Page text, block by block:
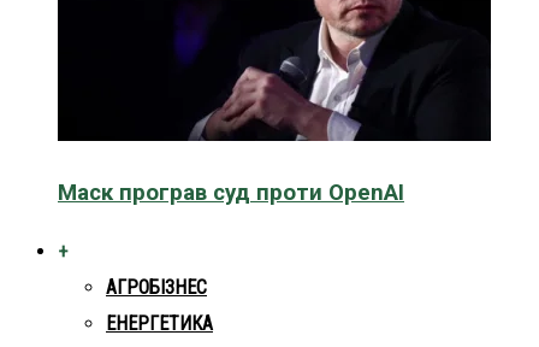
Маск програв суд проти OpenAI
+
АГРОБІЗНЕС
ЕНЕРГЕТИКА